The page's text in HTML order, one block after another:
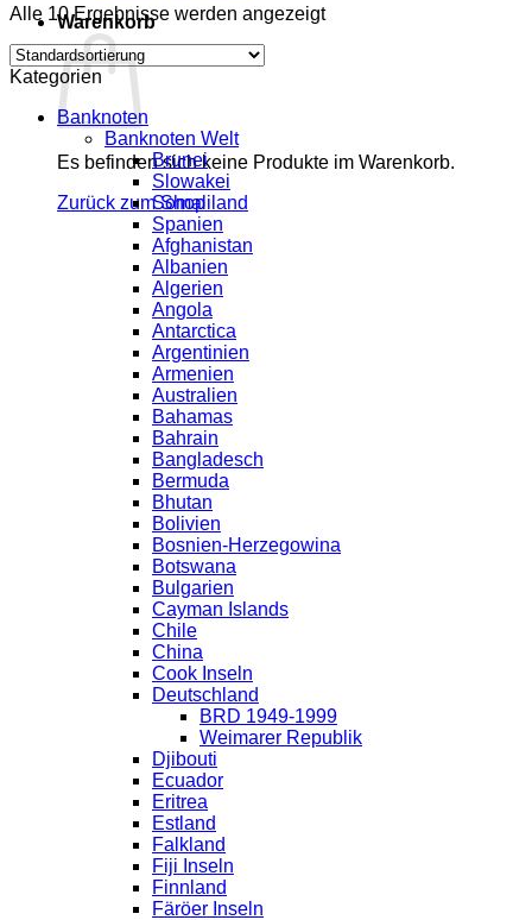
Warenkorb
Es befinden sich keine Produkte im Warenkorb.
Zurück zum Shop
Alle 10 Ergebnisse werden angezeigt
Kategorien
Banknoten
Banknoten Welt
Brunei
Slowakei
Somaliland
Spanien
Afghanistan
Albanien
Algerien
Angola
Antarctica
Argentinien
Armenien
Australien
Bahamas
Bahrain
Bangladesch
Bermuda
Bhutan
Bolivien
Bosnien-Herzegowina
Botswana
Bulgarien
Cayman Islands
Chile
China
Cook Inseln
Deutschland
BRD 1949-1999
Weimarer Republik
Djibouti
Ecuador
Eritrea
Estland
Falkland
Fiji Inseln
Finnland
Färöer Inseln